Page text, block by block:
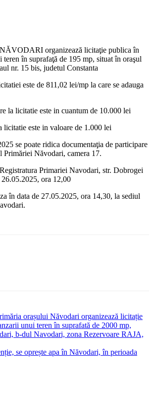
organizează licitaţie publica în
teren în suprafaţă de 195 mp, situat în oraşul
nr. 15 bis, judetul Constanta
este de 811,02 lei/mp la care se adauga
la licitatie este in cuantum de 10.000 lei
licitatie este in valoare de 1.000 lei
se poate ridica documentaţia de participare
Primăriei Năvodari, camera 17.
Primariei Navodari, str. Dobrogei
ora 12,00
în data de 27.05.2025, ora 14,30, la sediul
orașului Năvodari organizează licitație
unui teren în suprafată de 2000 mp,
b-dul Navodari, zona Rezervoare RAJA,
se oprește apa în Năvodari, în perioada